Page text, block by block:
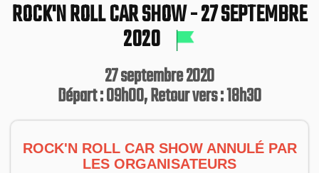
ROCK'N ROLL CAR SHOW - 27 SEPTEMBRE
2020
27 septembre 2020
Départ : 09h00, Retour vers : 18h30
ROCK'N ROLL CAR SHOW ANNULÉ PAR
LES ORGANISATEURS